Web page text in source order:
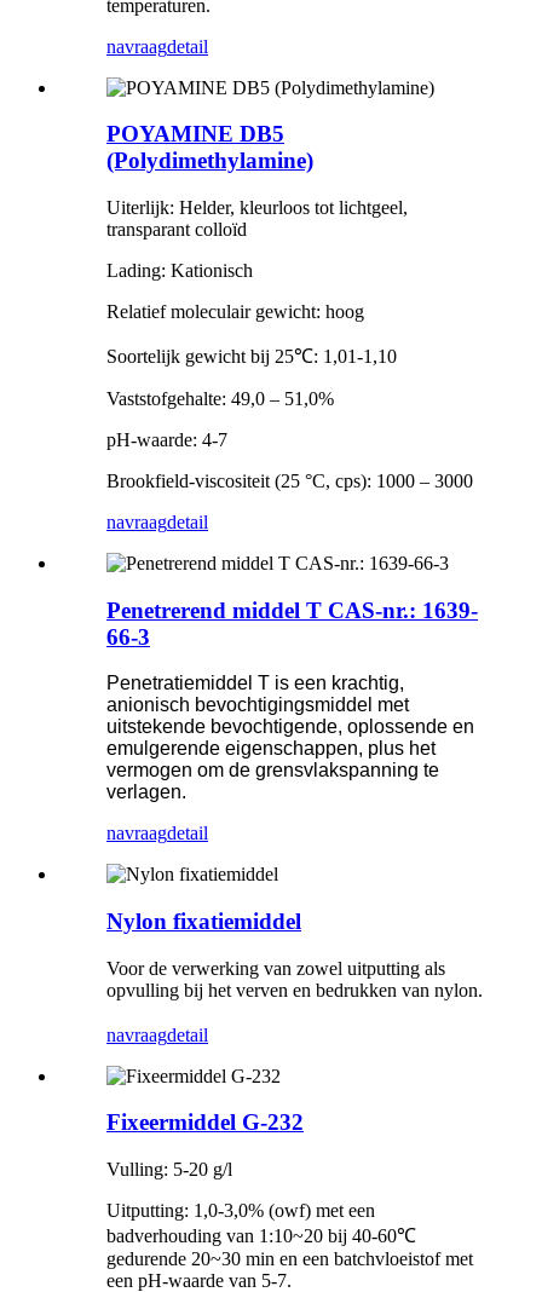
temperaturen.
navraagdetail
POYAMINE DB5
(Polydimethylamine)
Uiterlijk: Helder, kleurloos tot lichtgeel,
transparant colloïd
Lading: Kationisch
Relatief moleculair gewicht: hoog
Soortelijk gewicht bij 25℃: 1,01-1,10
Vaststofgehalte: 49,0 – 51,0%
pH-waarde: 4-7
Brookfield-viscositeit (25 °C, cps): 1000 – 3000
navraagdetail
Penetrerend middel T CAS-nr.: 1639-
66-3
Penetratiemiddel T is een krachtig,
anionisch bevochtigingsmiddel met
uitstekende bevochtigende, oplossende en
emulgerende eigenschappen, plus het
vermogen om de grensvlakspanning te
verlagen.
navraagdetail
Nylon fixatiemiddel
Voor de verwerking van zowel uitputting als
opvulling bij het verven en bedrukken van nylon.
navraagdetail
Fixeermiddel G-232
Vulling: 5-20 g/l
Uitputting: 1,0-3,0% (owf) met een
badverhouding van 1:10~20 bij 40-60℃
gedurende 20~30 min en een batchvloeistof met
een pH-waarde van 5-7.